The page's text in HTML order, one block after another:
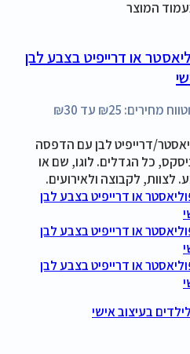
המוצר
או דרייפיט בצבע לבן
טווח מחירים: ⁦₪25⁩ עד ⁦₪30⁩
דרייפיט לבן עם הדפסה
כל הגדלים. לוגו, שם או
לצוות, לקבוצה ולאירועים.